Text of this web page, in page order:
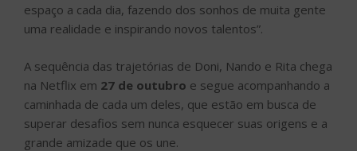
espaço a cada dia, fazendo dos sonhos de muita gente
uma realidade e inspirando novos talentos”.
A sequência das trajetórias de Doni, Nando e Rita chega
na Netflix em 27 de outubro e segue acompanhando a
caminhada de cada um deles, que estão em busca de
superar desafios sem nunca esquecer suas origens e a
grande amizade que os une.